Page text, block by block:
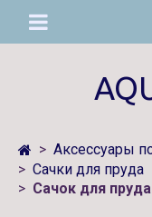
Аксессуары
Сачки для пруда
Сачок для